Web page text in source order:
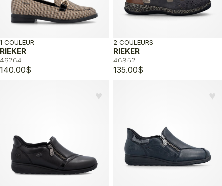
RIEKER
46264
1 COULEUR
140.00$
RIEKER
46352
2 COULEURS
135.00$
♥︎ ♥︎